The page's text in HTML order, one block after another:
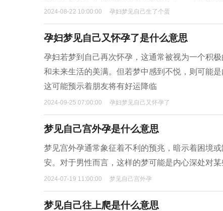
2024-08-22 10:00:00 孕妇梦见自己生了个蛋
孕妇梦见自己又怀孕了是什么意思
孕妇若梦到自己再次怀孕，这通常被视为一个积
和未来生活的美满。但若梦中感到不悦，则可能
这可能预示着朋友将有好运降临
2024-09-25 07:00:00 孕妇梦见自己又怀孕了
梦见自己宫外孕是什么意思
梦见宫外孕通常象征着不利的预兆，暗示着困境
安。对于男性而言，这样的梦可能是内心深处对
2024-07-19 11:00:00 梦见自己宫外孕
梦见自己往上爬是什么意思